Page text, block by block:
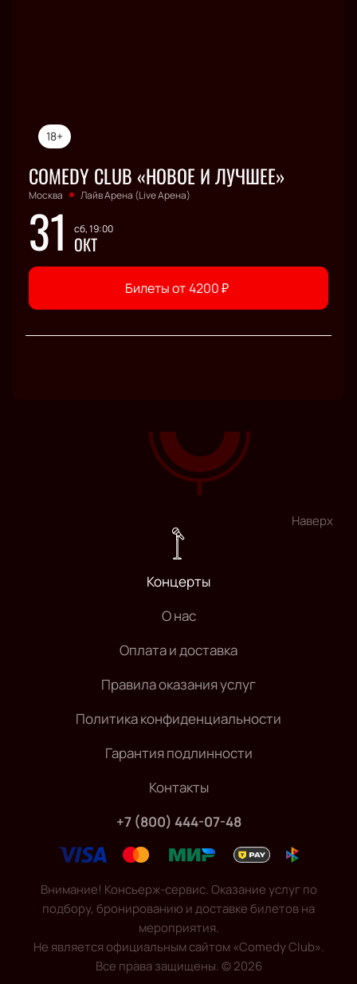
18+
COMEDY CLUB «НОВОЕ И ЛУЧШЕЕ»
Москва Лайв Арена (Live Арена)
31 сб, 19:00
ОКТ
Билеты от4200₽
Наверх
Концерты
О нас
Оплата и доставка
Правила оказания услуг
Политика конфиденциальности
Гарантия подлинности
Контакты
+7 (800) 444-07-48
Внимание! Консьерж-сервис. Оказание услуг по
подбору, бронированию и доставке билетов на
мероприятия.
Не является официальным сайтом «Comedy Club».
Все права защищены.©2026